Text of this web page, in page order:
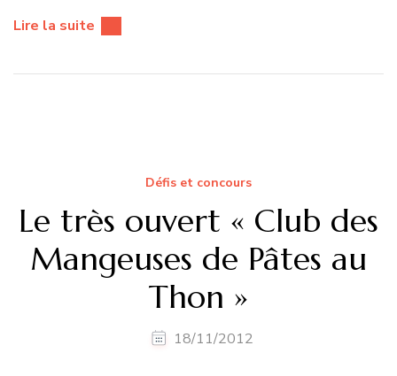
Lire la suite
Défis et concours
Le très ouvert « Club des
Mangeuses de Pâtes au
Thon »
18/11/2012